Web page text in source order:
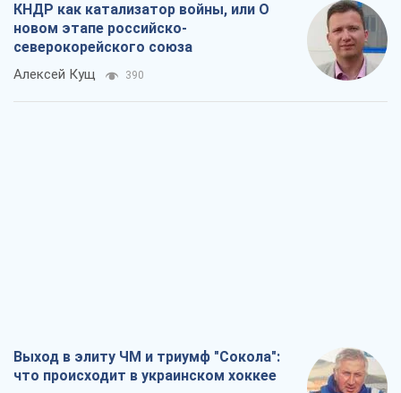
КНДР как катализатор войны, или О
новом этапе российско-
северокорейского союза
Алексей Кущ 390
Выход в элиту ЧМ и триумф "Сокола":
что происходит в украинском хоккее